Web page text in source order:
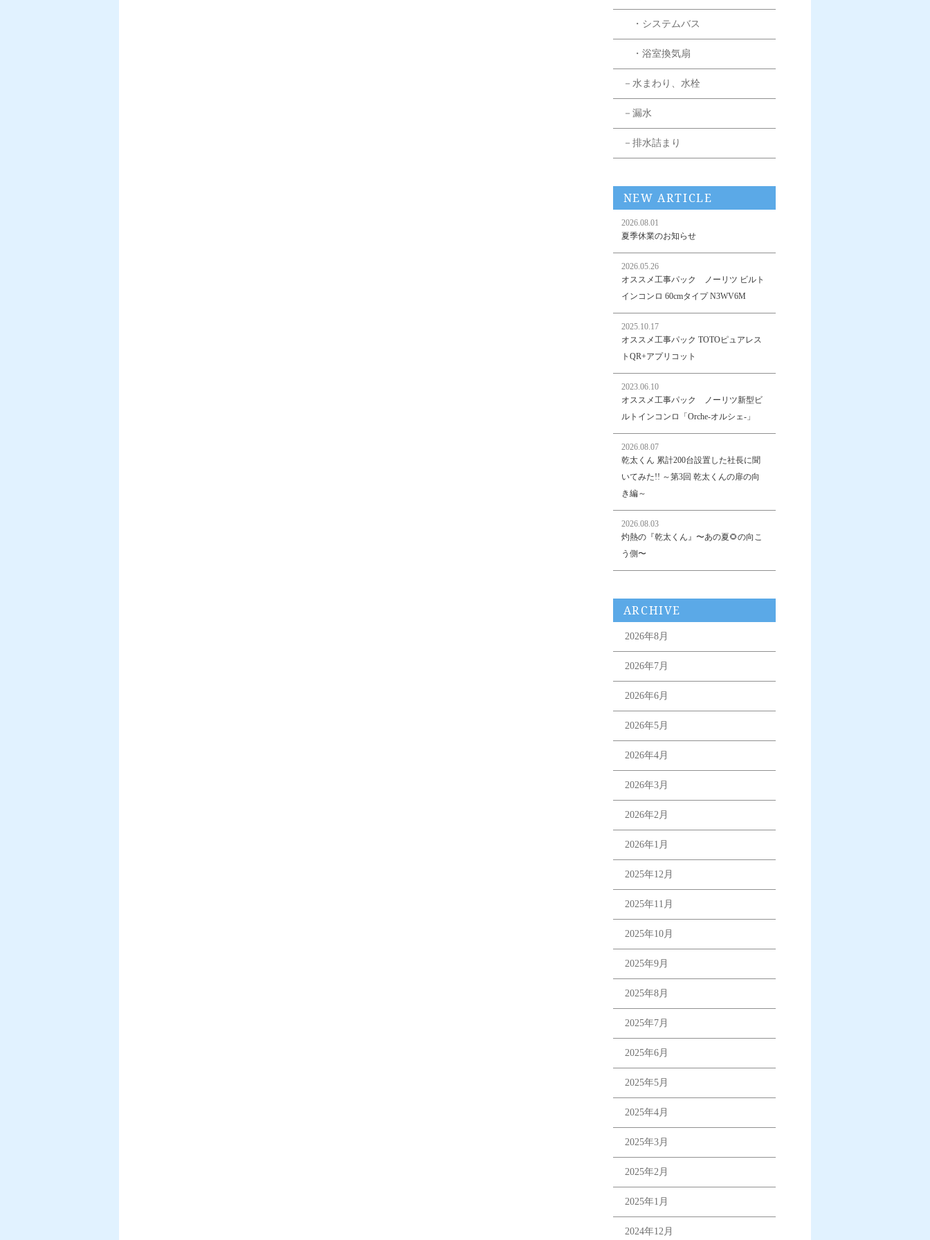
・システムバス
・浴室換気扇
－水まわり、水栓
－漏水
－排水詰まり
NEW ARTICLE
2026.08.01
夏季休業のお知らせ
2026.05.26
オススメ工事パック ノーリツ ビルト
インコンロ 60cmタイプ N3WV6M
2025.10.17
オススメ工事パック TOTOピュアレス
トQR+アプリコット
2023.06.10
オススメ工事パック ノーリツ新型ビ
ルトインコンロ「Orche-オルシェ-」
2026.08.07
乾太くん 累計200台設置した社長に聞
いてみた!! ～第3回 乾太くんの扉の向
き編～
2026.08.03
灼熱の『乾太くん』〜あの夏🌻の向こ
う側〜
ARCHIVE
2026年8月
2026年7月
2026年6月
2026年5月
2026年4月
2026年3月
2026年2月
2026年1月
2025年12月
2025年11月
2025年10月
2025年9月
2025年8月
2025年7月
2025年6月
2025年5月
2025年4月
2025年3月
2025年2月
2025年1月
2024年12月